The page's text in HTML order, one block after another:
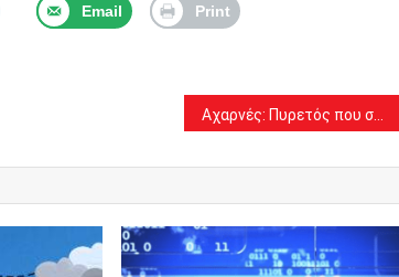
Email Print